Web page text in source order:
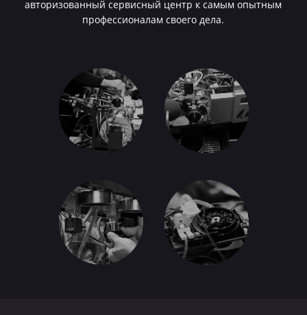
авторизованный сервисный центр к самым опытным
профессионалам своего дела.